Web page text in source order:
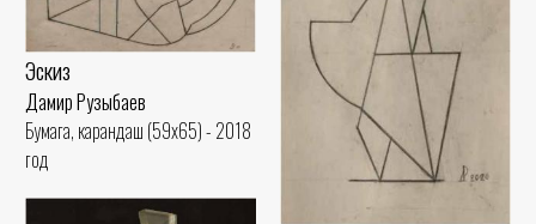
Эскиз
Дамир Рузыбаев
Бумага, карандаш (59x65) - 2018
год